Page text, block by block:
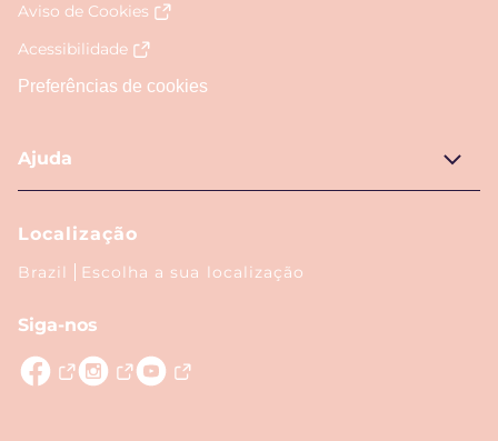
Aviso de Cookies
Acessibilidade
Preferências de cookies
Ajuda
Localização
Brazil Escolha a sua localização
Siga-nos